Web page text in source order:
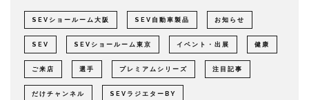
SEVショールーム大阪 SEV自動車製品 お知らせ
SEV SEVショールーム東京 イベント・出展 健康
ご来店 選手 プレミアムシリーズ 注目記事
だけチャンネル SEVラジエターBY